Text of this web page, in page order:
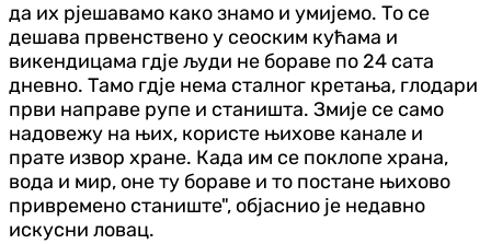
да их рјешавамо како знамо и умијемо. То се
дешава првенствено у сеоским кућама и
викендицама гдје људи не бораве по 24 сата
дневно. Тамо гдје нема сталног кретања, глодари
први направе рупе и станишта. Змије се само
надовежу на њих, користе њихове канале и
прате извор хране. Када им се поклопе храна,
вода и мир, оне ту бораве и то постане њихово
привремено станиште", објаснио је недавно
искусни ловац.